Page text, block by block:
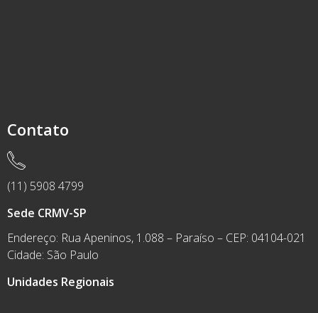
Contato
(11) 5908 4799
Sede CRMV-SP
Endereço: Rua Apeninos, 1.088 – Paraíso – CEP: 04104-021
Cidade: São Paulo
Unidades Regionais